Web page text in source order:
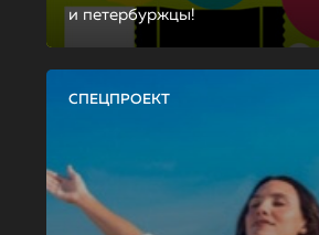
и петербуржцы!
СПЕЦПРОЕКТ